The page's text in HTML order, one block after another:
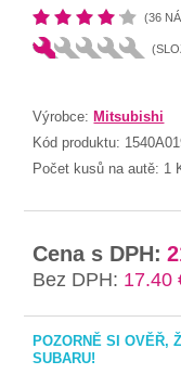
(36
Výrobce:Mitsubishi
Kód produktu:
Počet kusů na autě: 1
Cena s DPH:
Bez DPH: 17.40
POZORNĚ SI OVĚŘ,
SUBARU!